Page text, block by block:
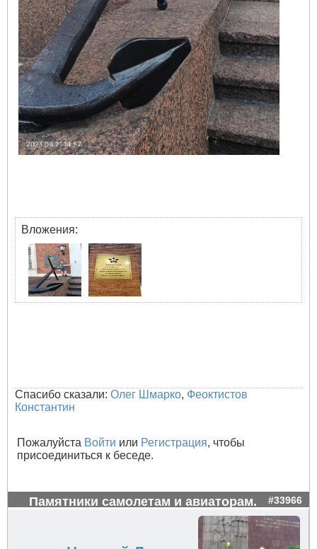
Вложения:
Спасибо сказали: Олег Шмарко, Феоктистов
Константин
Пожалуйста Войти или Регистрация, чтобы
присоединиться к беседе.
Памятники самолетам и авиаторам. #33966